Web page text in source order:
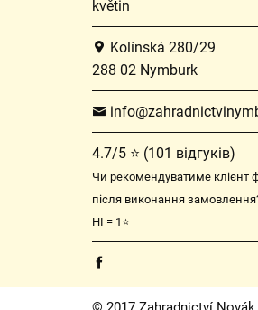
květin
Kolínská 280/29
288 02 Nymburk
4.7/5 ⭐ (101 відгуків)
Чи рекомендуватиме клієнт
після виконання
НІ = 1⭐